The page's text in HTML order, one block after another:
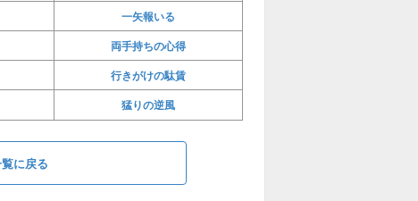
一矢報いる
両手持ちの心得
行きがけの駄賃
猛りの逆風
に戻る